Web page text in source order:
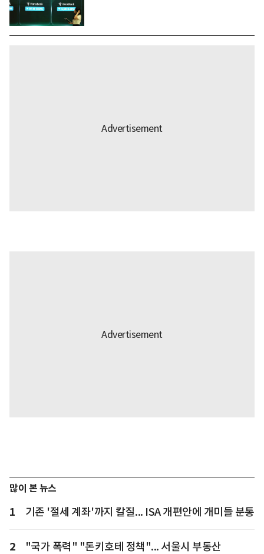
많이 본 뉴스
1 기존 '절세 계좌'까지 칼질... ISA 개편안에 개미들 분통
2
"국가 폭력" "돈키호테 정책"... 서울시 부동산